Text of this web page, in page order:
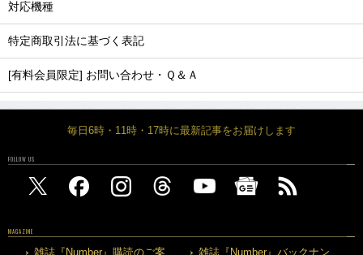
対応機種
特定商取引法に基づく表記
[有料会員限定] お問い合わせ・Ｑ＆Ａ
毎日6時・11時・17時に最新記事をお届けします
FOLLOW US
MAGAZINE